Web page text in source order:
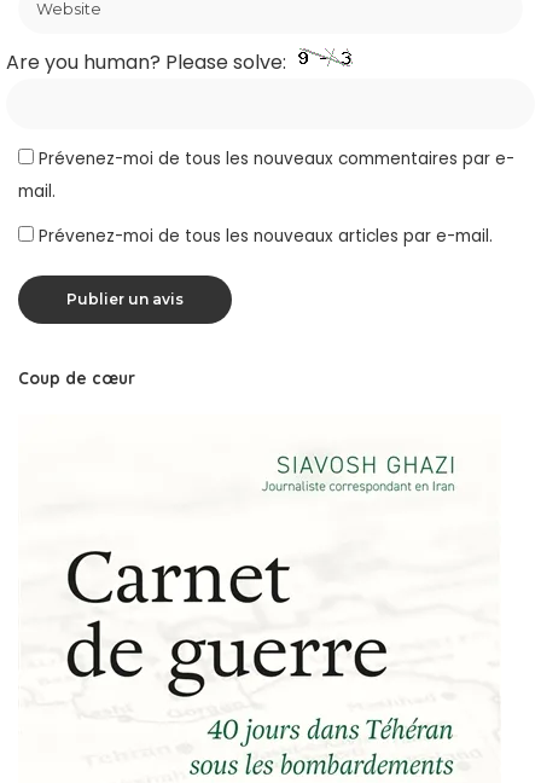
Are you human? Please solve:
Prévenez-moi de tous les nouveaux commentaires par e-
mail.
Prévenez-moi de tous les nouveaux articles par e-mail.
Coup de cœur